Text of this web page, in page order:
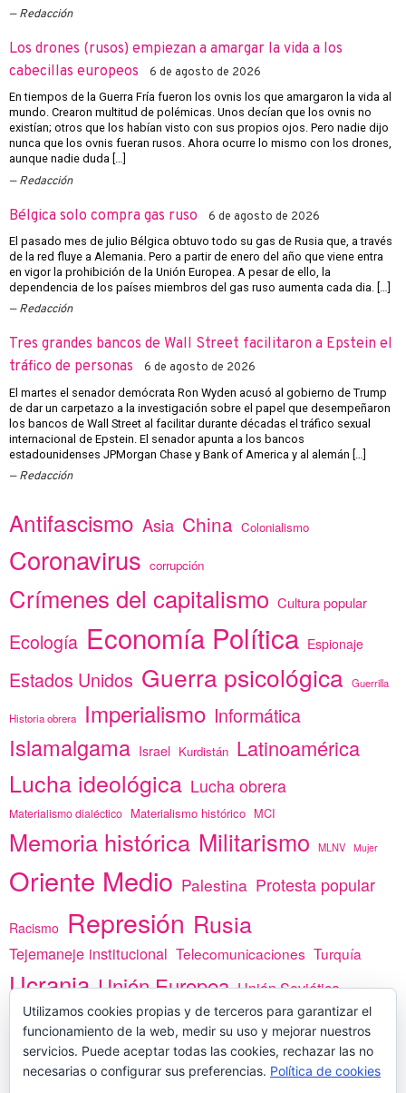
Redacción
Los drones (rusos) empiezan a amargar la vida a los
cabecillas europeos
6 de agosto de 2026
En tiempos de la Guerra Fría fueron los ovnis los que amargaron la vida al
mundo. Crearon multitud de polémicas. Unos decían que los ovnis no
existían; otros que los habían visto con sus propios ojos. Pero nadie dijo
nunca que los ovnis fueran rusos. Ahora ocurre lo mismo con los drones,
aunque nadie duda […]
Redacción
Bélgica solo compra gas ruso 6 de agosto de 2026
El pasado mes de julio Bélgica obtuvo todo su gas de Rusia que, a través
de la red fluye a Alemania. Pero a partir de enero del año que viene entra
en vigor la prohibición de la Unión Europea. A pesar de ello, la
dependencia de los países miembros del gas ruso aumenta cada dia. […]
Redacción
Tres grandes bancos de Wall Street facilitaron a Epstein el
tráfico de personas
6 de agosto de 2026
El martes el senador demócrata Ron Wyden acusó al gobierno de Trump
de dar un carpetazo a la investigación sobre el papel que desempeñaron
los bancos de Wall Street al facilitar durante décadas el tráfico sexual
internacional de Epstein. El senador apunta a los bancos
estadounidenses JPMorgan Chase y Bank of America y al alemán […]
Redacción
Antifascismo Asia China Colonialismo
Coronavirus corrupción
Crímenes del capitalismo Cultura popular
Ecología Economía Política Espionaje
Estados Unidos Guerra psicológica Guerrilla
Historia obrera Imperialismo Informática
Islamalgama Israel Kurdistán Latinoamérica
Lucha ideológica Lucha obrera
Materialismo dialéctico Materialismo histórico MCI
Memoria histórica Militarismo MLNV Mujer
Oriente Medio Palestina Protesta popular
Racismo Represión Rusia
Tejemaneje institucional Telecomunicaciones Turquía
Ucrania Unión Europea Unión Soviética
vacunas Yemen África
PREGÚNTANOS
Utilizamos cookies propias y de terceros para garantizar el
funcionamiento de la web, medir su uso y mejorar nuestros
servicios. Puede aceptar todas las cookies, rechazar las no
necesarias o configurar sus preferencias. Política de cookies